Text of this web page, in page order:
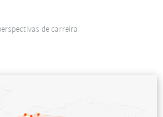
de carreira